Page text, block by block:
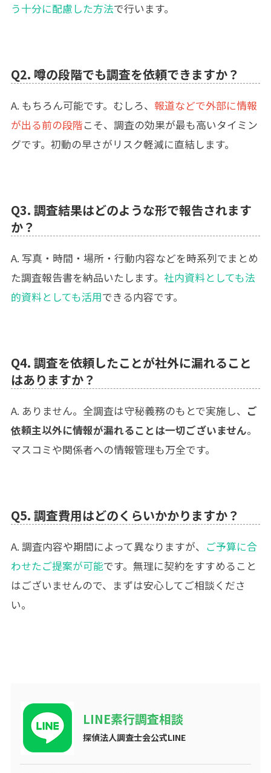
う十分に配慮した方法で行います。
Q2. 噂の段階でも調査を依頼できますか？
A. もちろん可能です。むしろ、 報道などで外部に情報
が出る前の段階こそ、調査の効果が最も高いタイミン
グです。初動の早さがリスク軽減に直結します。
Q3. 調査結果はどのような形で報告されます
か？
A. 写真・時間・場所・行動内容などを時系列でまとめ
た調査報告書を納品いたします。 社内資料としても法
的資料としても活用できる内容です。
Q4. 調査を依頼したことが社外に漏れること
はありますか？
A. ありません。全調査は守秘義務のもとで実施し、 ご
依頼主以外に情報が漏れることは一切ございません。
マスコミや関係者への情報管理も万全です。
Q5. 調査費用はどのくらいかかりますか？
A. 調査内容や期間によって異なりますが、 ご予算に合
わせたご提案が可能です。無理に契約をすすめること
はございませんので、まずは安心してご相談くださ
い。
LINE素行調査相談
探偵法人調査士会公式LINE